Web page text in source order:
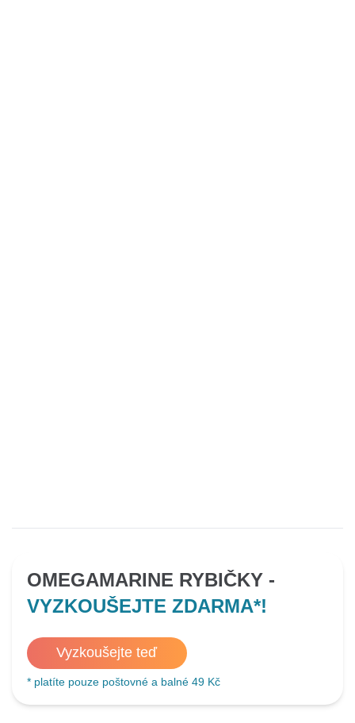
OMEGAMARINE RYBIČKY -
VYZKOUŠEJTE ZDARMA*!
Vyzkoušejte teď
* platíte pouze poštovné a balné 49 Kč